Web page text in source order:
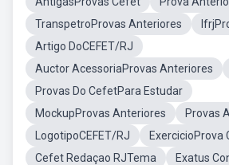
TranspetroProvas Anteriores
Artigo DoCEFET/RJ
Auctor AcessoriaProvas Anteriores
Provas Do CefetPara Estudar
MockupProvas Anteriores
Provas
LogotipoCEFET/RJ
ExercicioProva
Cefet Redaçao RJTema
Exatus